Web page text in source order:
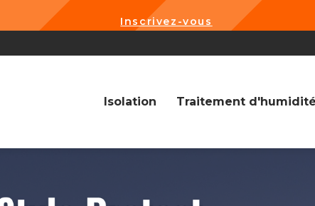
Inscrivez-vous
Isolation Traitement d'humidité